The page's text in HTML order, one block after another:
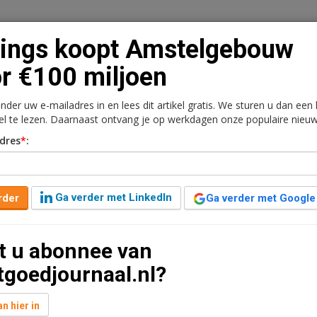
Vacaturebank Contact Abonnementen
voor €100
8 jaar geleden aangepast
in Amsterdam verkocht aan Barings.
is een volledig verhuurd multi-tenant gebouw.
koopt Amstelgebouw
€100 miljoen
uw e-mailadres in en lees dit artikel gratis. We sturen u dan een
te lezen. Daarnaast ontvang je op werkdagen onze populaire
*:
Ga verder met LinkedIn Ga verder met Google
u abonnee van
hier in